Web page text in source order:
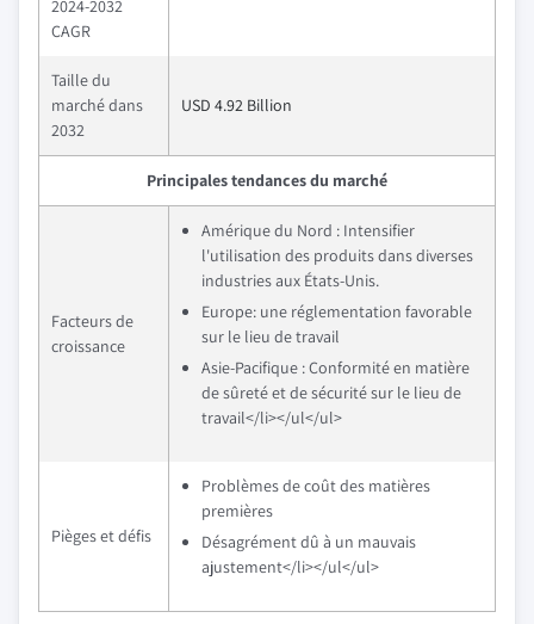
2024-2032
CAGR
Taille du
marché dans
2032
USD 4.92 Billion
Principales tendances du marché
Facteurs de
croissance
Amérique du Nord : Intensifier
l'utilisation des produits dans diverses
industries aux États-Unis.
Europe: une réglementation favorable
sur le lieu de travail
Asie-Pacifique : Conformité en matière
de sûreté et de sécurité sur le lieu de
travail</li></ul</ul>
Pièges et défis
Problèmes de coût des matières
premières
Désagrément dû à un mauvais
ajustement</li></ul</ul>